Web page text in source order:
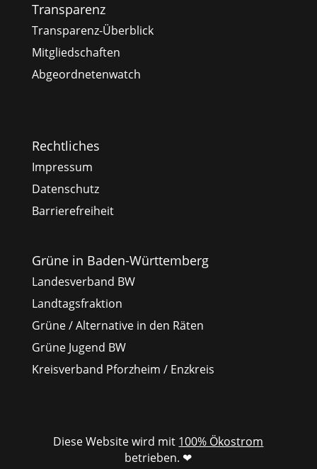
Transparenz
Transparenz-Überblick
Mitgliedschaften
Abgeordnetenwatch
Rechtliches
Impressum
Datenschutz
Barrierefreiheit
Grüne in Baden-Württemberg
Landesverband BW
Landtagsfraktion
Grüne / Alternative in den Räten
Grüne Jugend BW
Kreisverband Pforzheim / Enzkreis
Diese Website wird mit 100% Ökostrom
betrieben. ❤